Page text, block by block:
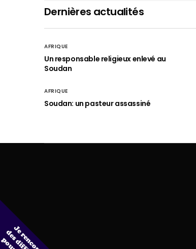
Dernières actualités
AFRIQUE
Un responsable religieux enlevé au
Soudan
AFRIQUE
Soudan: un pasteur assassiné